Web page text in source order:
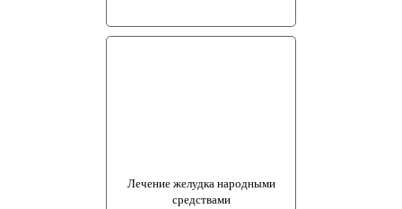
Лечение желудка народными
средствами